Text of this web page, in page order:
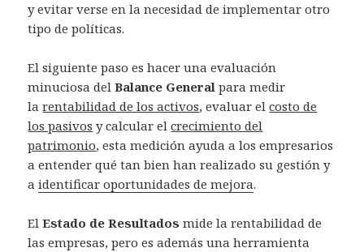
y evitar verse en la necesidad de implementar otro
tipo de políticas.
El siguiente paso es hacer una evaluación
minuciosa del Balance Generalpara medir
larentabilidad de los activos, evaluar elcosto de
los pasivos y calcular elcrecimiento del
patrimonio, esta medición ayuda a los empresarios
a entender qué tan bien han realizado su gestión y
aidentificar oportunidades de mejora.
ElEstado de Resultadosmide la rentabilidad de
las empresas, pero es además una herramienta